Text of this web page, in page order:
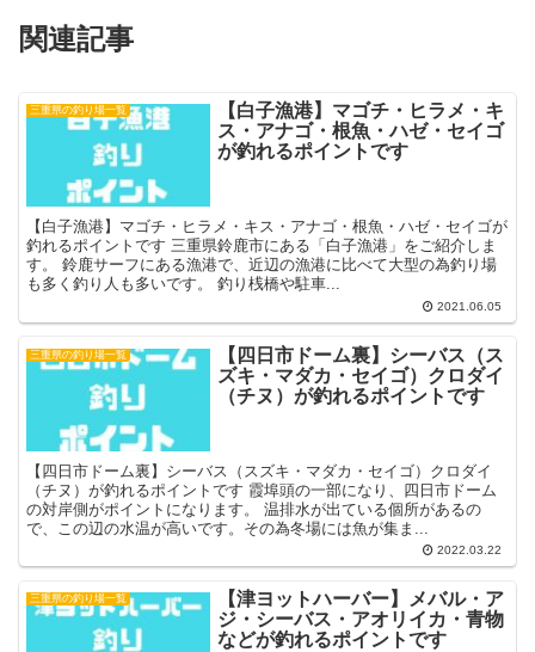
関連記事
三重県の釣り場一覧
【白子漁港】マゴチ・ヒラメ・キ
ス・アナゴ・根魚・ハゼ・セイゴ
が釣れるポイントです
【白子漁港】マゴチ・ヒラメ・キス・アナゴ・根魚・ハゼ・セイゴが
釣れるポイントです 三重県鈴鹿市にある「白子漁港」をご紹介しま
す。 鈴鹿サーフにある漁港で、近辺の漁港に比べて大型の為釣り場
も多く釣り人も多いです。 釣り桟橋や駐車...
2021.06.05
三重県の釣り場一覧
【四日市ドーム裏】シーバス（ス
ズキ・マダカ・セイゴ）クロダイ
（チヌ）が釣れるポイントです
【四日市ドーム裏】シーバス（スズキ・マダカ・セイゴ）クロダイ
（チヌ）が釣れるポイントです 霞埠頭の一部になり、四日市ドーム
の対岸側がポイントになります。 温排水が出ている個所があるの
で、この辺の水温が高いです。その為冬場には魚が集ま...
2022.03.22
三重県の釣り場一覧
【津ヨットハーバー】メバル・ア
ジ・シーバス・アオリイカ・青物
などが釣れるポイントです